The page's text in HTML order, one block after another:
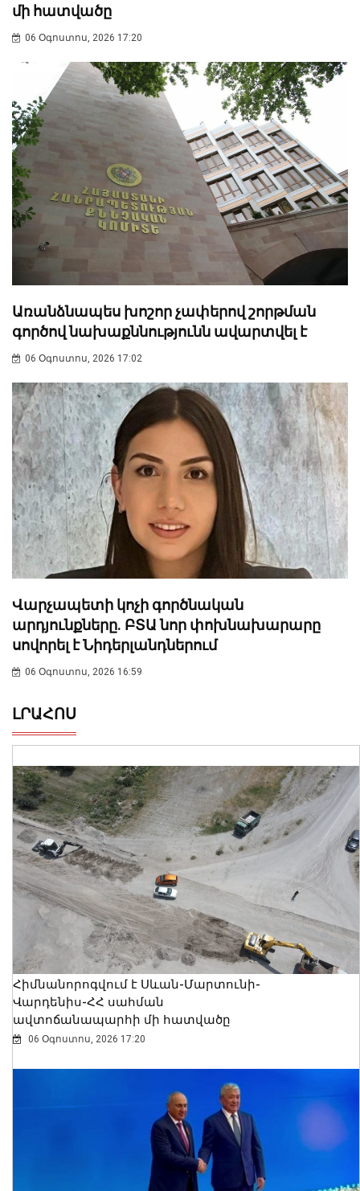
մի հատվածը
06 Օգոստոս, 2026 17:20
Առանձնապես խոշոր չափերով շորթման
գործով նախաքննությունն ավարտվել է
06 Օգոստոս, 2026 17:02
Վարչապետի կոչի գործնական
արդյունքները. ԲՏԱ նոր փոխնախարարը
սովորել է Նիդերլանդներում
06 Օգոստոս, 2026 16:59
ԼՐԱՀՈՍ
Հիմնանորոգվում է Սևան-Մարտունի-
Վարդենիս-ՀՀ սահման
ավտոճանապարհի մի հատվածը
06 Օգոստոս, 2026 17:20